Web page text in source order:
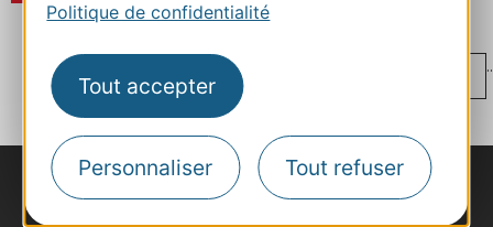
Politique de confidentialité
Tout accepter
Personnaliser Tout refuser
27
57
Nous contacter